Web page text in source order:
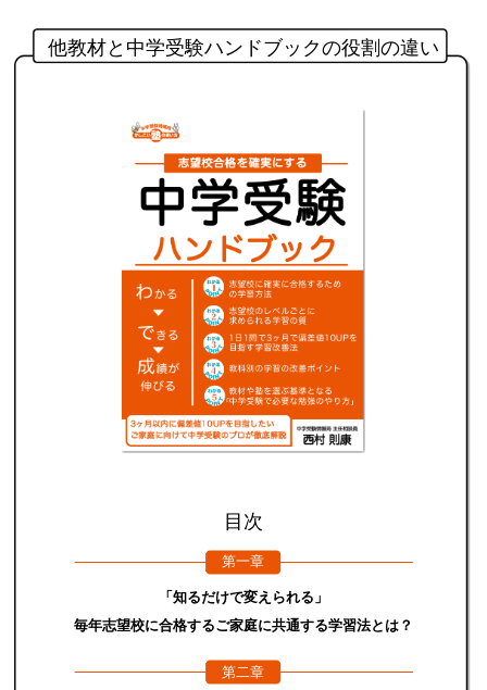
他教材と中学受験ハンドブックの役割の違い
目次
第一章
「知るだけで変えられる」
毎年志望校に合格するご家庭に共通する学習法とは？
第二章